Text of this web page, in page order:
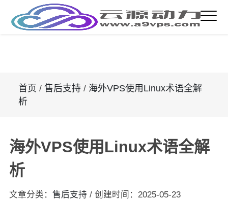
首页 / 售后支持/ 海外VPS使用Linux术语全解
析
海外VPS使用Linux术语全解
析
文章分类： 售后支持 / 创建时间： 2025-05-23